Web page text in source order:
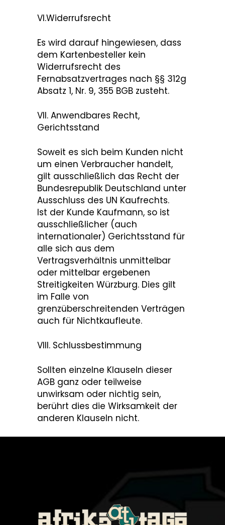
VI.Widerrufsrecht
Es wird darauf hingewiesen, dass
dem Kartenbesteller kein
Widerrufsrecht des
Fernabsatzvertrages nach §§ 312g
Absatz 1, Nr. 9, 355 BGB zusteht.
VII. Anwendbares Recht,
Gerichtsstand
Soweit es sich beim Kunden nicht
um einen Verbraucher handelt,
gilt ausschließlich das Recht der
Bundesrepublik Deutschland unter
Ausschluss des UN Kaufrechts.
Ist der Kunde Kaufmann, so ist
ausschließlicher (auch
internationaler) Gerichtsstand für
alle sich aus dem
Vertragsverhältnis unmittelbar
oder mittelbar ergebenen
Streitigkeiten Würzburg. Dies gilt
im Falle von
grenzüberschreitenden Verträgen
auch für Nichtkaufleute.
VIII. Schlussbestimmung
Sollten einzelne Klauseln dieser
AGB ganz oder teilweise
unwirksam oder nichtig sein,
berührt dies die Wirksamkeit der
anderen Klauseln nicht.